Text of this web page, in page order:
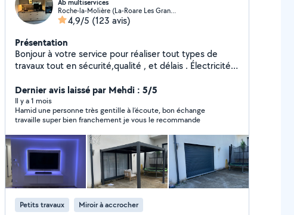
Ab multiservices
Roche-la-Molière (La-Roare Les Granges)
4,9/5 (123 avis)
Présentation
Bonjour à votre service pour réaliser tout types de
travaux tout en sécurité,qualité , et délais . Électricité
neuf. Volet roulant ( manuel, ou électrique ) Serrurier.
(urgence, changement,etc) Plomberie
(urgences,sanitaire bouché) Montage de
meuble(chambre ,cuisine équipée ,table) Tringlerie
(rideaux ,étagère ..) Électroménager lave linge, sèche
linge ( dépannage,petit ou gros) Nettoyages :canapé.
Tonte pelouse , arbuste. Déménagement.
Désencombrement vide cave ,garage. Débarrasse tout
électroménager . Pose parquet flottant,bois, ou
stratifié. Livraison dans toute la France !!! Panne
diverses urgente .
Dernier avis laissé par Mehdi : 5/5
Il y a 1 mois
Hamid une personne très gentille à l’écoute, bon échange
travaille super bien franchement je vous le recommande
Petits travaux Miroir à accrocher